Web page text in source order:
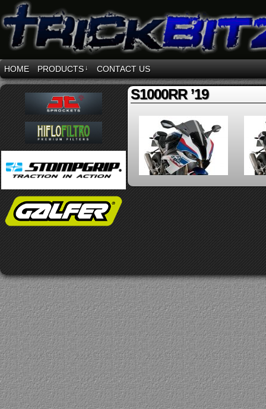
HOME PRODUCTS ↓ CONTACT US
S1000RR ’19